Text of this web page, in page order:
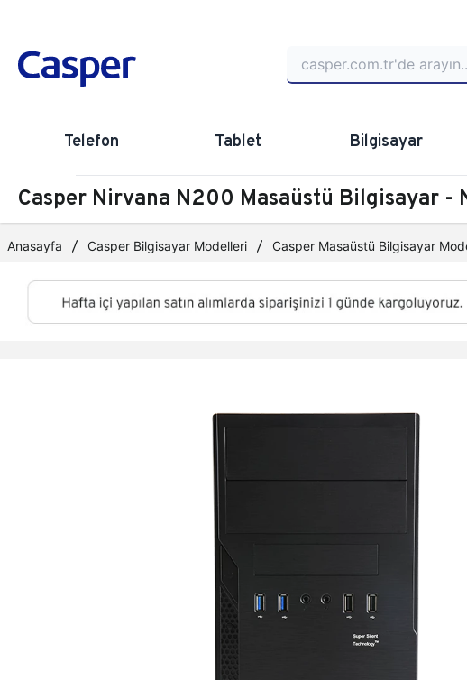
Telefon Tablet Bilgisayar
Casper Nirvana N200 Masaüstü Bilgisayar
Anasayfa Casper Bilgisayar Modelleri Casper Masaüstü Bilgisayar